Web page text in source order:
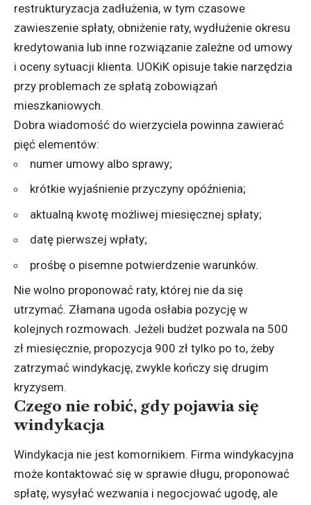
restrukturyzacja zadłużenia, w tym czasowe
zawieszenie spłaty, obniżenie raty, wydłużenie okresu
kredytowania lub inne rozwiązanie zależne od umowy
i oceny sytuacji klienta. UOKiK opisuje takie narzędzia
przy problemach ze spłatą zobowiązań
mieszkaniowych.
Dobra wiadomość do wierzyciela powinna zawierać
pięć elementów:
numer umowy albo sprawy;
krótkie wyjaśnienie przyczyny opóźnienia;
aktualną kwotę możliwej miesięcznej spłaty;
datę pierwszej wpłaty;
prośbę o pisemne potwierdzenie warunków.
Nie wolno proponować raty, której nie da się
utrzymać. Złamana ugoda osłabia pozycję w
kolejnych rozmowach. Jeżeli budżet pozwala na 500
zł miesięcznie, propozycja 900 zł tylko po to, żeby
zatrzymać windykację, zwykle kończy się drugim
kryzysem.
Czego nie robić, gdy pojawia się
windykacja
Windykacja nie jest komornikiem. Firma windykacyjna
może kontaktować się w sprawie długu, proponować
spłatę, wysyłać wezwania i negocjować ugodę, ale